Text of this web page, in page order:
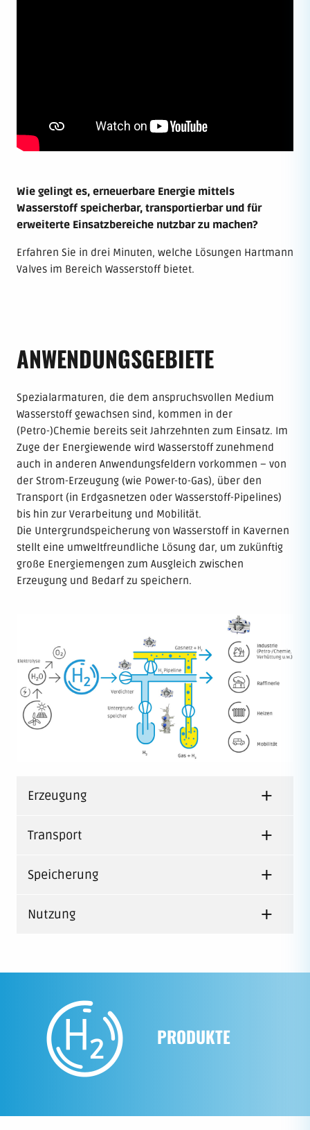
Wie gelingt es, erneuerbare Energie mittels
Wasserstoff speicherbar, transportierbar und für
erweiterte Einsatzbereiche nutzbar zu machen?
Erfahren Sie in drei Minuten, welche Lösungen Hartmann
Valves im Bereich Wasserstoff bietet.
ANWENDUNGSGEBIETE
Spezialarmaturen, die dem anspruchsvollen Medium
Wasserstoff gewachsen sind, kommen in der
(Petro-)Chemie bereits seit Jahrzehnten zum Einsatz. Im
Zuge der Energiewende wird Wasserstoff zunehmend
auch in anderen Anwendungsfeldern vorkommen – von
der Strom-Erzeugung (wie Power-to-Gas), über den
Transport (in Erdgasnetzen oder Wasserstoff-Pipelines)
bis hin zur Verarbeitung und Mobilität.
Die Untergrundspeicherung von Wasserstoff in Kavernen
stellt eine umweltfreundliche Lösung dar, um zukünftig
große Energiemengen zum Ausgleich zwischen
Erzeugung und Bedarf zu speichern.
Erzeugung
Transport
Speicherung
Nutzung
PRODUKTE